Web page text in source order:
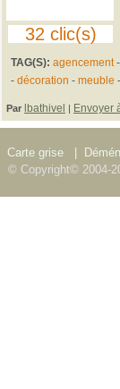
32 clic(s)
TAG(S): agencement -
- décoration - meuble -
Par lbathivel | Envoyer
Carte grise
© Copyright© 2004-